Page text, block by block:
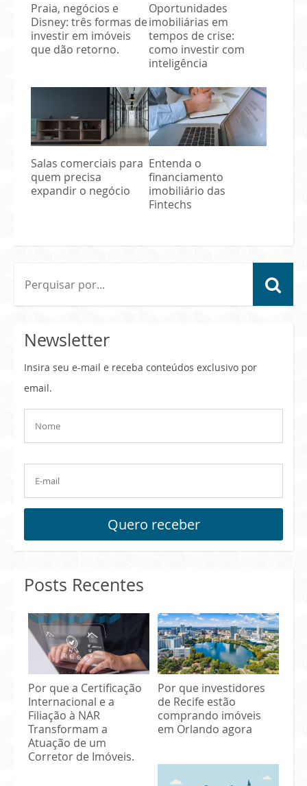
Praia, negócios e
Disney: três formas de
investir em imóveis
que dão retorno.
Oportunidades
imobiliárias em
tempos de crise:
como investir com
inteligência
Salas comerciais para
quem precisa
expandir o negócio
Entenda o
financiamento
imobiliário das
Fintechs
Newsletter
Insira seu e-mail e receba conteúdos exclusivo por
email.
Quero receber
Posts Recentes
Por que a Certificação
Internacional e a
Filiação à NAR
Transformam a
Atuação de um
Corretor de Imóveis.
Por que investidores
de Recife estão
comprando imóveis
em Orlando agora